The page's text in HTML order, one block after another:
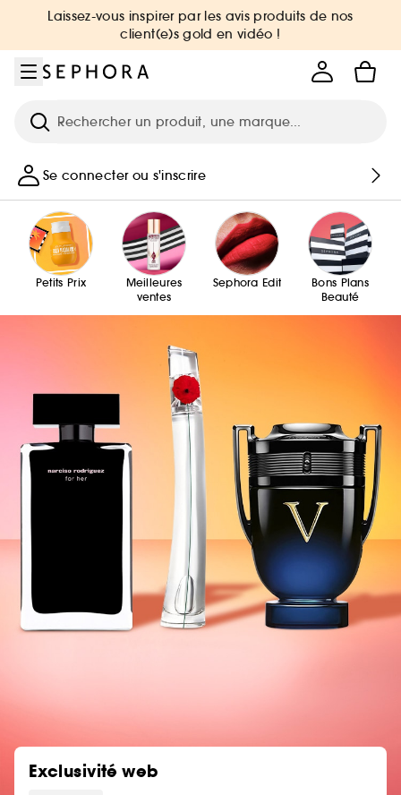
Aller au menu
Aller au contenu principal
Aller au pied de page
Laissez-vous inspirer par les avis produits de nos
client(e)s gold en vidéo !
Recherche
Se connecter ou s'inscrire
Petits Prix
Meilleures
ventes
Sephora Edit
Bons Plans
Beauté
Exclusivité web